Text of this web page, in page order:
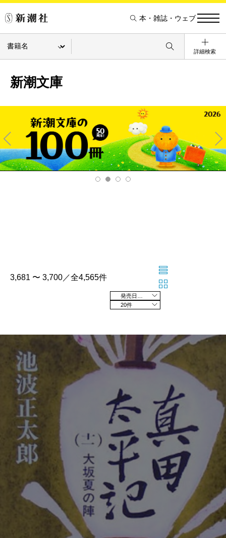
本・雑誌・ウェブ
詳細検索
新潮文庫
Pre
v
Ne
xt
3,681 〜 3,700／全4,565件
20件